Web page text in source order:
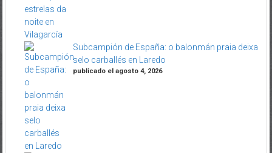
Subcampión de España: o balonmán praia deixa
selo carballés en Laredo
publicado el agosto 4, 2026